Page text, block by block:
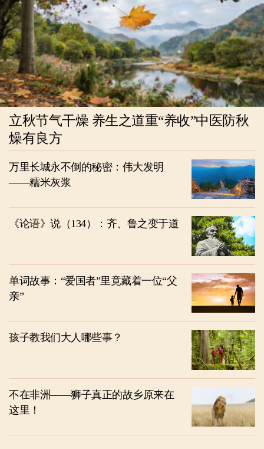
立秋节气干燥 养生之道重“养收”中医防秋
燥有良方
万里长城永不倒的秘密：伟大发明
——糯米灰浆
《论语》说（134）：齐、鲁之变于道
单词故事：“爱国者”里竟藏着一位“父
亲”
孩子教我们大人哪些事？
不在非洲——狮子真正的故乡原来在
这里！